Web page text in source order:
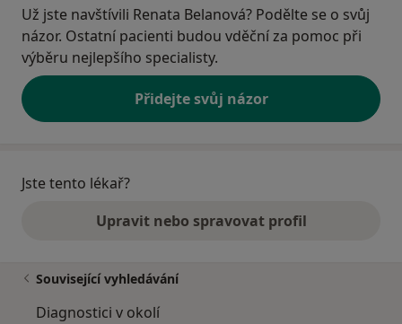
Už jste navštívili Renata Belanová? Podělte se o svůj
názor. Ostatní pacienti budou vděční za pomoc při
výběru nejlepšího specialisty.
Přidejte svůj názor
Jste tento lékař?
Upravit nebo spravovat profil
Související vyhledávání
Diagnostici v okolí